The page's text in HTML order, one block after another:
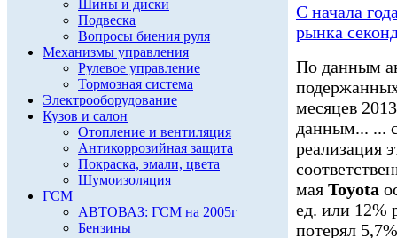
Шины и диски
Подвеска
Вопросы биения руля
Механизмы управления
Рулевое управление
Тормозная система
Электрооборудование
Кузов и салон
Отопление и вентиляция
Антикоррозийная защита
Покраска, эмали, цвета
Шумоизоляция
ГСМ
АВТОВАЗ: ГСМ на 2005г
Бензины
С начала
рынка
По данным
месяцев
данным... ...
реализация
мая Toyota
ед. или 12%
потерял